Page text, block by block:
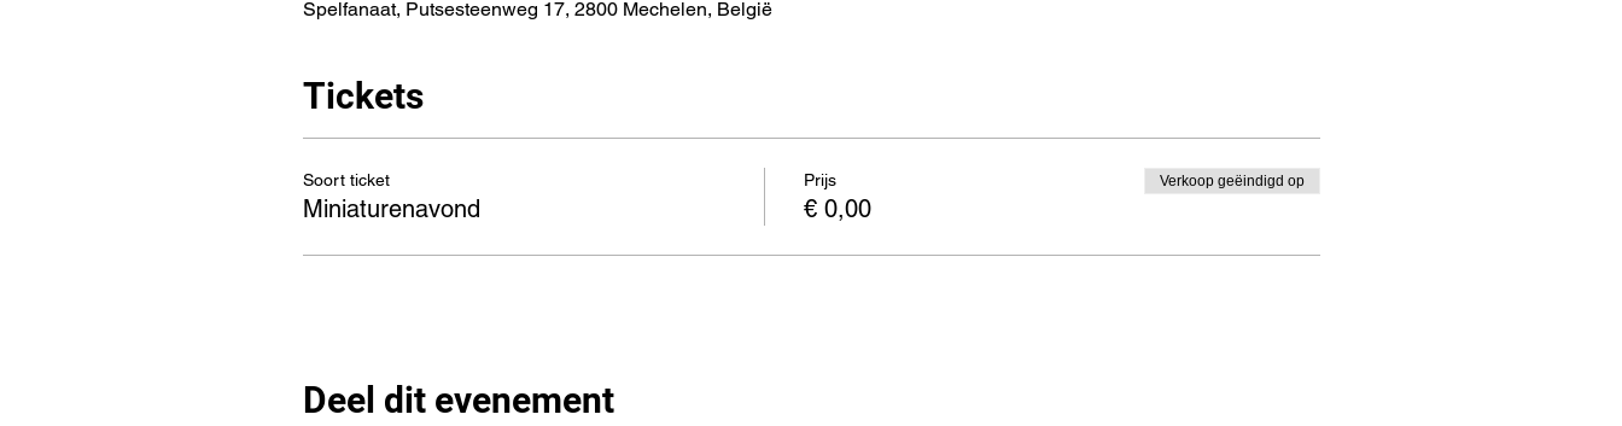
Spelfanaat, Putsesteenweg 17, 2800 Mechelen, België
Tickets
Soort ticket
Miniaturenavond
Prijs
€ 0,00
Verkoop geëindigd op
Deel dit evenement